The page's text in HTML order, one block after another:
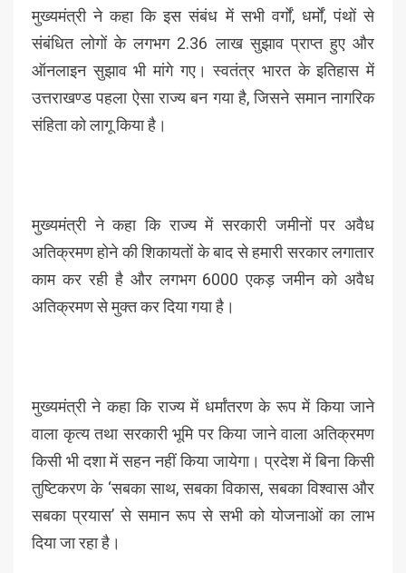
मुख्यमंत्री ने कहा कि इस संबंध में सभी वर्गों, धर्मों, पंथों से
संबंधित लोगों के लगभग 2.36 लाख सुझाव प्राप्त हुए और
ऑनलाइन सुझाव भी मांगे गए। स्वतंत्र भारत के इतिहास में
उत्तराखण्ड पहला ऐसा राज्य बन गया है, जिसने समान नागरिक
संहिता को लागू किया है।
मुख्यमंत्री ने कहा कि राज्य में सरकारी जमीनों पर अवैध
अतिक्रमण होने की शिकायतों के बाद से हमारी सरकार लगातार
काम कर रही है और लगभग 6000 एकड़ जमीन को अवैध
अतिक्रमण से मुक्त कर दिया गया है।
मुख्यमंत्री ने कहा कि राज्य में धर्मांतरण के रूप में किया जाने
वाला कृत्य तथा सरकारी भूमि पर किया जाने वाला अतिक्रमण
किसी भी दशा में सहन नहीं किया जायेगा। प्रदेश में बिना किसी
तुष्टिकरण के ‘सबका साथ, सबका विकास, सबका विश्वास और
सबका प्रयास’ से समान रूप से सभी को योजनाओं का लाभ
दिया जा रहा है।